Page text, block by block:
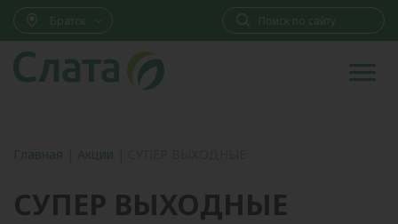
Братск
Главная Акции
СУПЕР ВЫХОДНЫЕ